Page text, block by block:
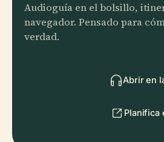
Audioguía en el bolsillo,
navegador. Pensado para
verdad.
Abrir en
Planifica